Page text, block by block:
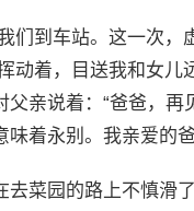
们到车站。这一次
动着，目送我和女
父亲说着：“爸爸，
味着永别。我亲爱
去菜园的路上不慎滑